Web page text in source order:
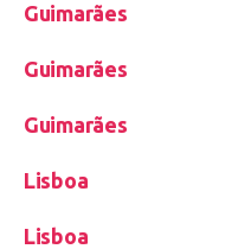
Guimarães
Guimarães
Guimarães
Lisboa
Lisboa